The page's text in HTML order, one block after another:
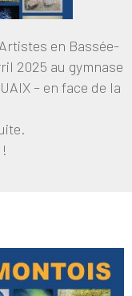
en Bassée-
2025 au gymnase
– en face de la